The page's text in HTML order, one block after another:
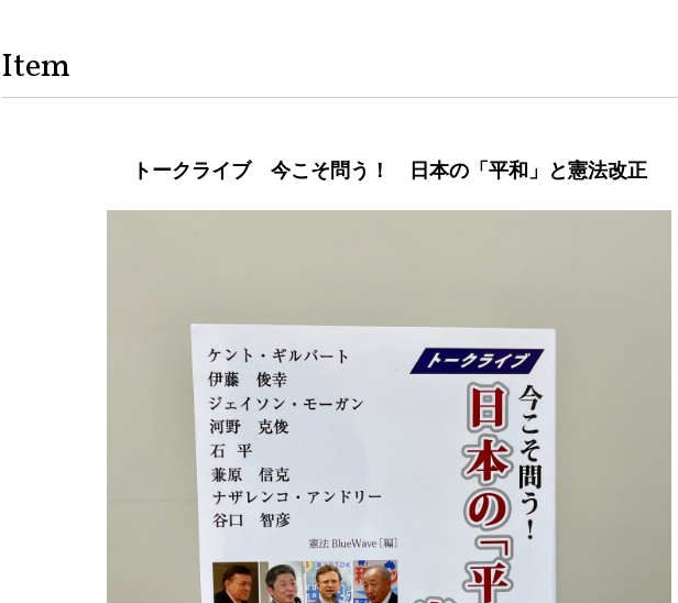
Item
トークライブ 今こそ問う！ 日本の「平和」と憲法改正